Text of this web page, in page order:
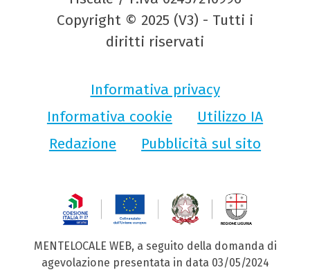
Copyright © 2025 (V3) - Tutti i
diritti riservati
Informativa privacy
Informativa cookie
Utilizzo IA
Redazione
Pubblicità sul sito
MENTELOCALE WEB, a seguito della domanda di
agevolazione presentata in data 03/05/2024